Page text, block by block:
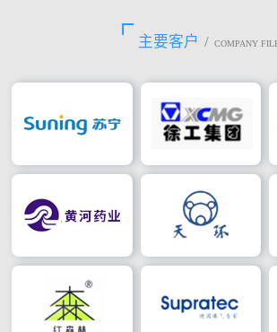
主要客户 / COMPANY